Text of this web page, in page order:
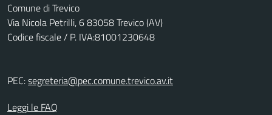
Comune di Trevico
Via Nicola Petrilli, 6 83058 Trevico (AV)
Codice fiscale / P. IVA:81001230648
PEC:segreteria@pec.comune.trevico.av.it
Leggi le FAQ